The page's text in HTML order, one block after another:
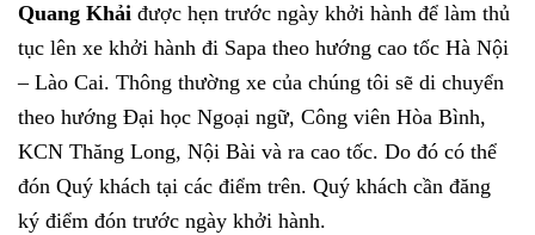
Quang Khải được hẹn trước ngày khởi hành để làm thủ
tục lên xe khởi hành đi Sapa theo hướng cao tốc Hà Nội
– Lào Cai. Thông thường xe của chúng tôi sẽ di chuyển
theo hướng Đại học Ngoại ngữ, Công viên Hòa Bình,
KCN Thăng Long, Nội Bài và ra cao tốc. Do đó có thể
đón Quý khách tại các điểm trên. Quý khách cần đăng
ký điểm đón trước ngày khởi hành.